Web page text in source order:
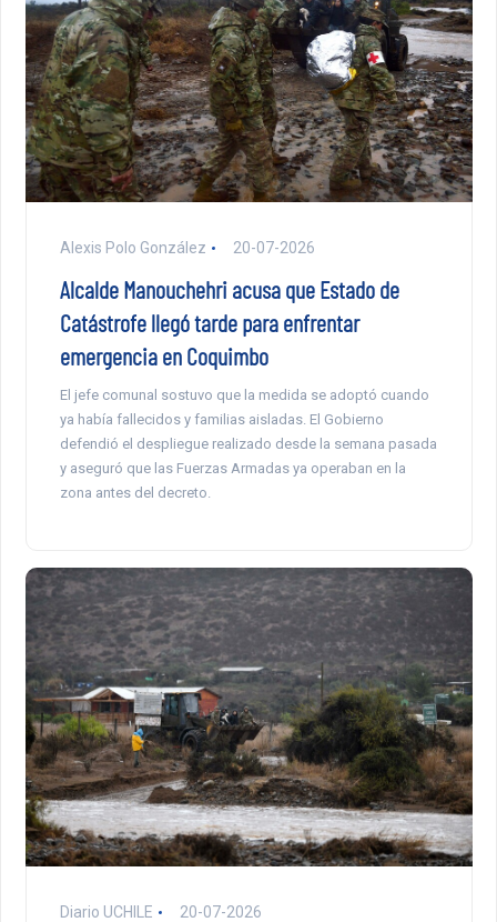
Alexis Polo González 20-07-2026
Alcalde Manouchehri acusa que Estado de
Catástrofe llegó tarde para enfrentar
emergencia en Coquimbo
El jefe comunal sostuvo que la medida se adoptó cuando
ya había fallecidos y familias aisladas. El Gobierno
defendió el despliegue realizado desde la semana pasada
y aseguró que las Fuerzas Armadas ya operaban en la
zona antes del decreto.
Diario UCHILE 20-07-2026